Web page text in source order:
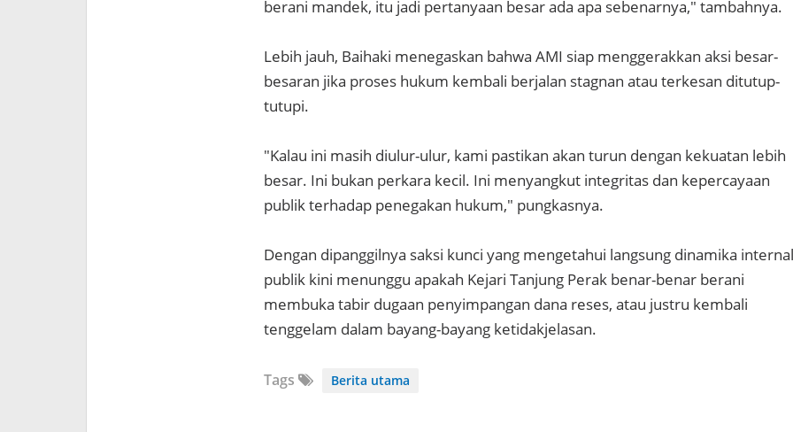
berani mandek, itu jadi pertanyaan besar ada apa sebenarnya," tambahnya.
Lebih jauh, Baihaki menegaskan bahwa AMI siap menggerakkan aksi besar-
besaran jika proses hukum kembali berjalan stagnan atau terkesan ditutup-
tutupi.
"Kalau ini masih diulur-ulur, kami pastikan akan turun dengan kekuatan lebih
besar. Ini bukan perkara kecil. Ini menyangkut integritas dan kepercayaan
publik terhadap penegakan hukum," pungkasnya.
Dengan dipanggilnya saksi kunci yang mengetahui langsung dinamika
publik kini menunggu apakah Kejari Tanjung Perak benar-benar berani
membuka tabir dugaan penyimpangan dana reses, atau justru kembali
tenggelam dalam bayang-bayang ketidakjelasan.
Tags Berita utama